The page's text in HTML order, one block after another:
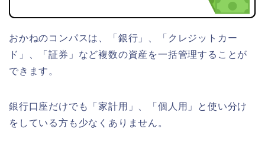
おかねのコンパスは、「銀行」、「クレジットカー
ド」、「証券」など複数の資産を一括管理することが
できます。
銀行口座だけでも「家計用」、「個人用」と使い分け
をしている方も少なくありません。